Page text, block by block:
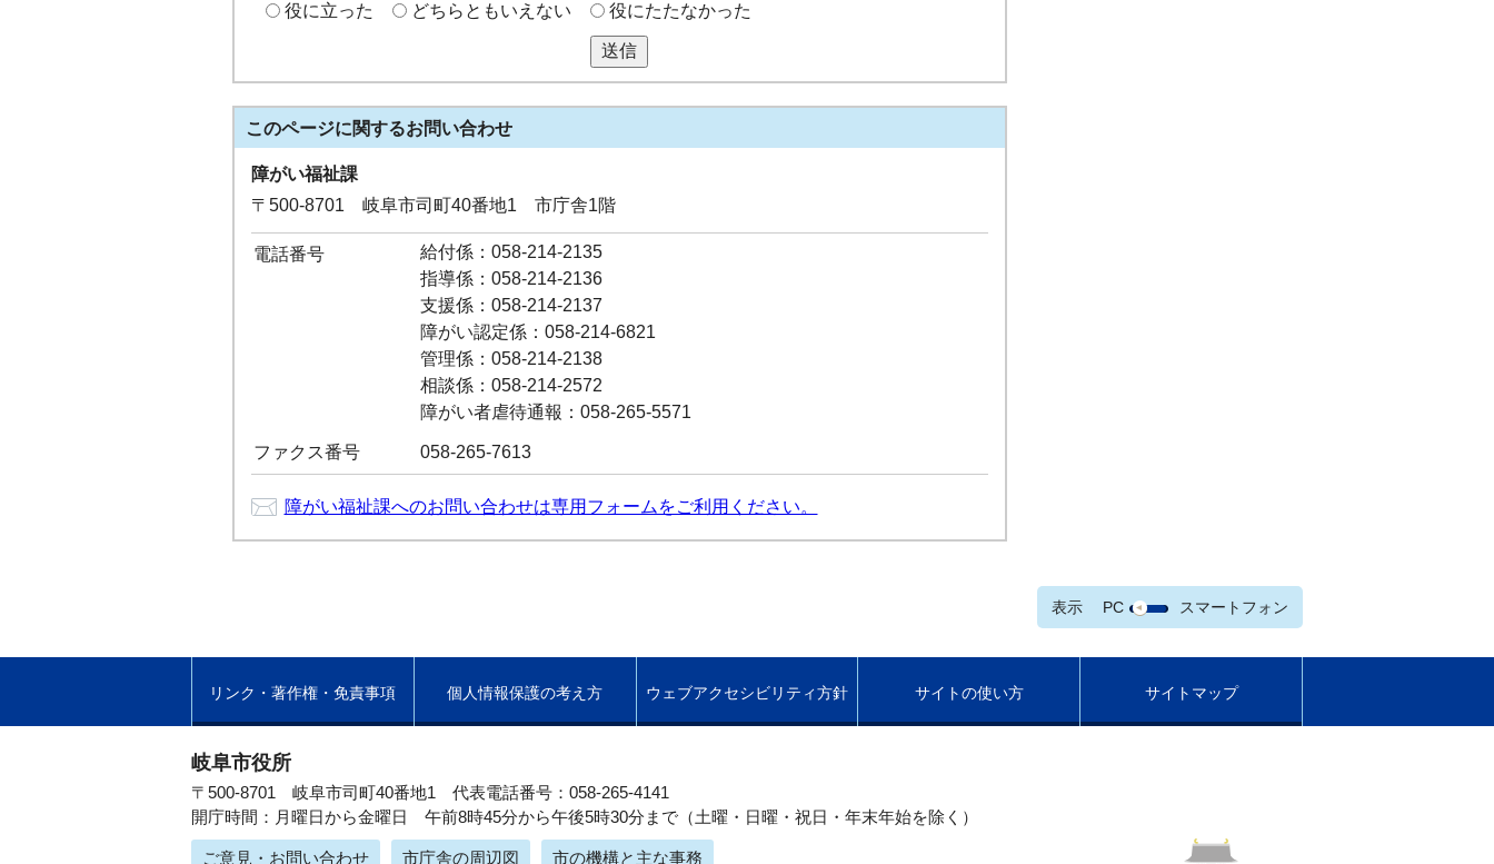
役に立った
どちらともいえない 役にたたなかった
送信
このページに関するお問い合わせ
障がい福祉課
〒500-8701 岐阜市司町40番地1 市庁舎1階
電話番号
給付係：058-214-2135
指導係：058-214-2136
支援係：058-214-2137
障がい認定係：058-214-6821
管理係：058-214-2138
相談係：058-214-2572
障がい者虐待通報：058-265-5571
ファクス番号 058-265-7613
障がい福祉課へのお問い合わせは専用フォームをご利用ください。
表示 PC スマートフォン
リンク・著作権・免責事項 個人情報保護の考え方 ウェブアクセシビリティ方針 サイトの使い方 サイトマップ
岐阜市役所
〒500-8701 岐阜市司町40番地1 代表電話番号：058-265-4141
開庁時間：月曜日から金曜日 午前8時45分から午後5時30分まで（土曜・日曜・祝日・年末年始を除く）
ご意見・お問い合わせ 市庁舎の周辺図 市の機構と主な事務